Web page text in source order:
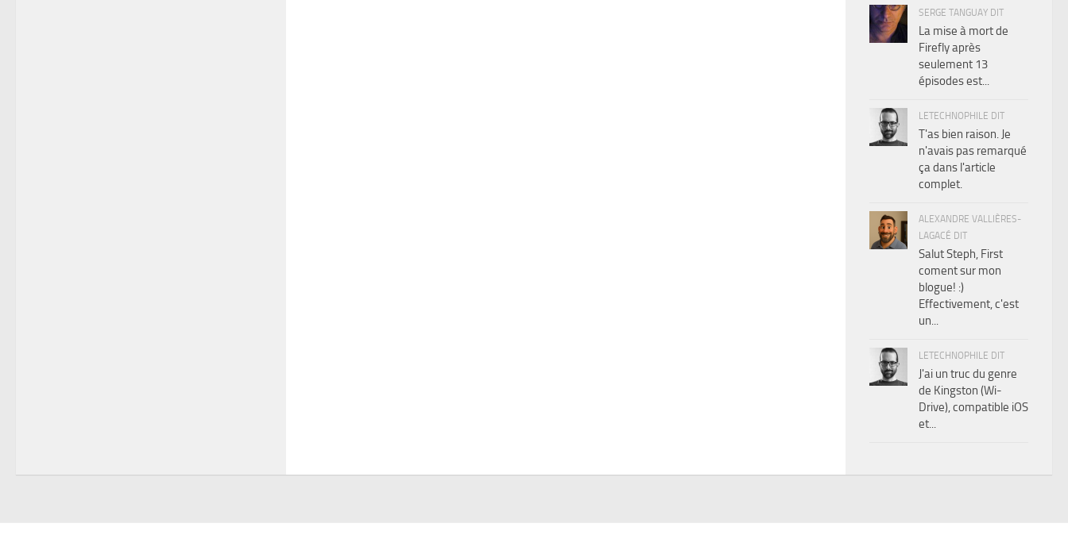
SERGE TANGUAY DIT
La mise à mort de
Firefly après
seulement 13
épisodes est...
LETECHNOPHILE DIT
T'as bien raison. Je
n'avais pas remarqué
ça dans l'article
complet.
ALEXANDRE VALLIÈRES-
LAGACÉ DIT
Salut Steph, First
coment sur mon
blogue! :)
Effectivement, c'est
un...
LETECHNOPHILE DIT
J'ai un truc du genre
de Kingston (Wi-
Drive), compatible iOS
et...